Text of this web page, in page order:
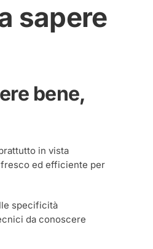
sapere
bene,
in vista
fresco ed efficiente per
specificità
da conoscere